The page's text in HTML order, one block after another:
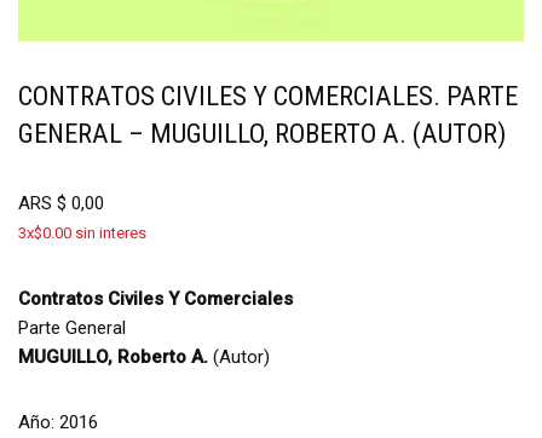
CONTRATOS CIVILES Y COMERCIALES. PARTE
GENERAL – MUGUILLO, ROBERTO A. (AUTOR)
ARS $ 0,00
3x$0.00 sin interes
Contratos Civiles Y Comerciales
Parte General
MUGUILLO, Roberto A. (Autor)
Año: 2016